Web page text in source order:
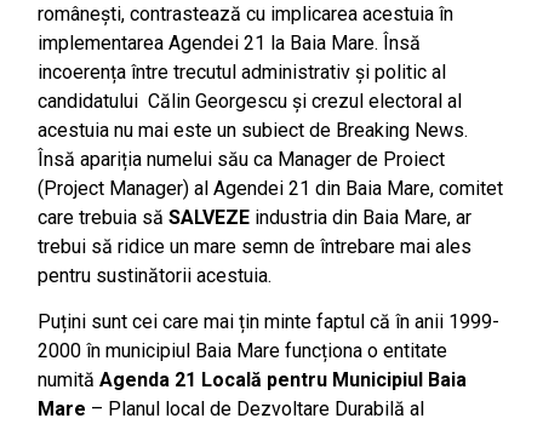
românești, contrastează cu implicarea acestuia în
implementarea Agendei 21 la Baia Mare. Însă
incoerența între trecutul administrativ și politic al
candidatului Călin Georgescu și crezul electoral al
acestuia nu mai este un subiect de Breaking News.
Însă apariția numelui său ca Manager de Proiect
(Project Manager) al Agendei 21 din Baia Mare, comitet
care trebuia săSALVEZE industria din Baia Mare, ar
trebui să ridice un mare semn de întrebare mai ales
pentru sustinătorii acestuia.
Puțini sunt cei care mai țin minte faptul că în anii 1999-
2000 în municipiul Baia Mare funcționa o entitate
numităAgenda 21 Locală pentru Municipiul Baia
Mare – Planul local de Dezvoltare Durabilă al